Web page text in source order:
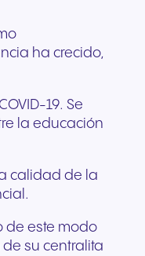
ha crecido,
19. Se
la educación
calidad de la
de este modo
su centralita